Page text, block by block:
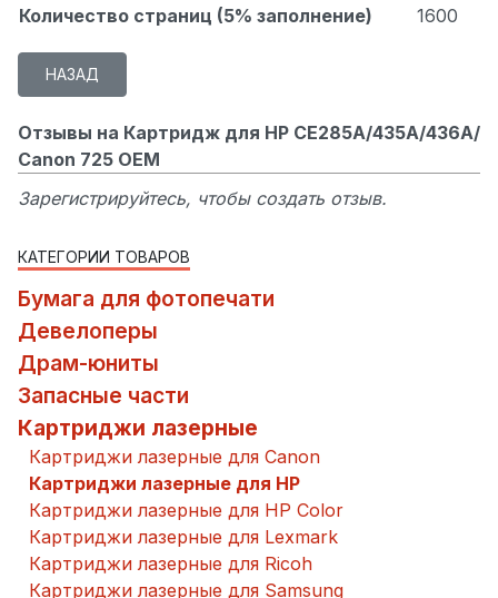
Количество страниц (5% заполнение)
1600
Отзывы на Картридж для HP CE285A/435A/436A/
Canon 725 ОЕМ
Зарегистрируйтесь, чтобы создать отзыв.
КАТЕГОРИИ ТОВАРОВ
Бумага для фотопечати
Девелоперы
Драм-юниты
Запасные части
Картриджи лазерные
Картриджи лазерные для Canon
Картриджи лазерные для HP
Картриджи лазерные для HP Color
Картриджи лазерные для Lexmark
Картриджи лазерные для Ricoh
Картриджи лазерные для Samsung